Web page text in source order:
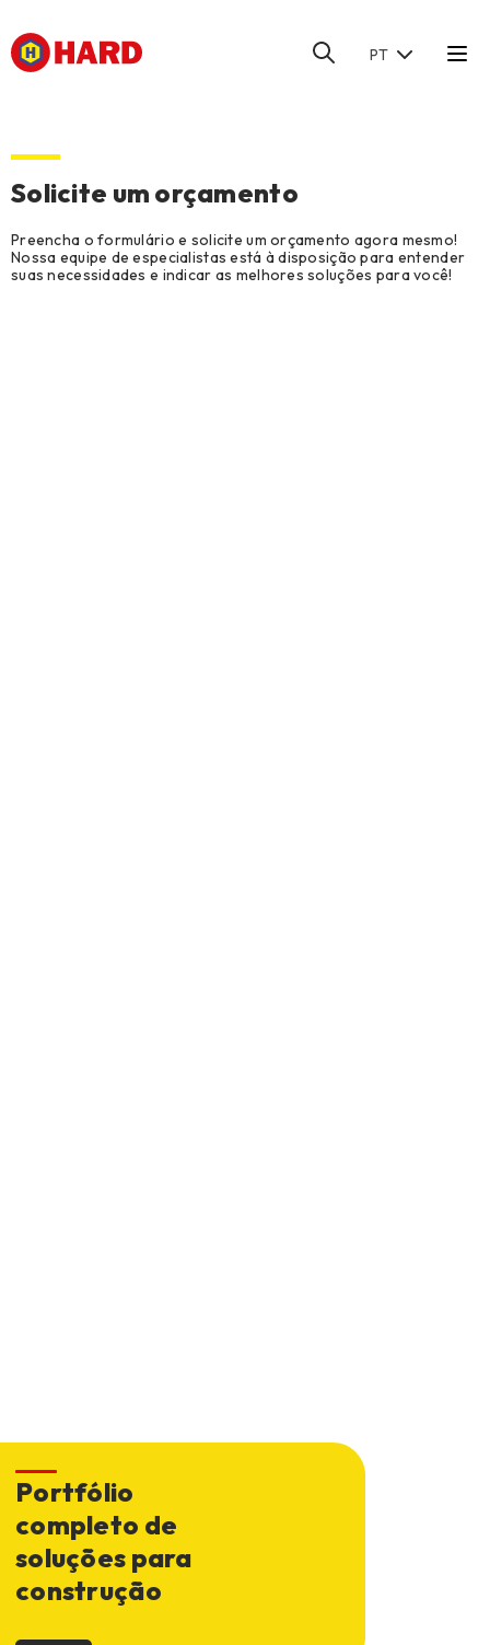
PT
Solicite um orçamento
Preencha o formulário e solicite um orçamento agora mesmo!
Nossa equipe de especialistas está à disposição para entender
suas necessidades e indicar as melhores soluções para você!
Portfólio
completo de
soluções para
construção